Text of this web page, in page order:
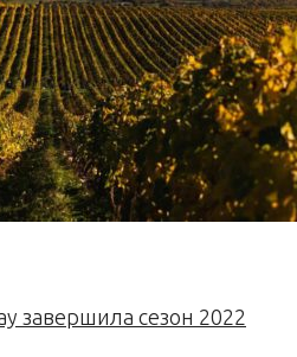
завершила сезон 2022